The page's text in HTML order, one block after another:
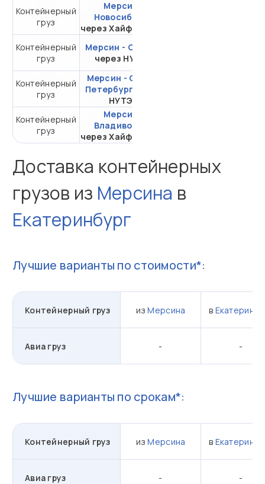
Контейнерный
груз
Мерсин -
Новосибирск
через Хайфон (Тр.)
Контейнерный
груз
Мерсин - Самара
через НУТЭП
Контейнерный
груз
Мерсин - Санкт-
Петербург
НУТЭП
Контейнерный
груз
Мерсин -
Владивосток
через Хайфон (Тр.)
Доставка контейнерных
грузов из Мерсина в
Екатеринбург
Лучшие варианты по стоимости*:
Контейнерный груз изМерсина в
Авиа груз - -
Лучшие варианты по срокам*:
Контейнерный груз изМерсина в
Авиа груз - -